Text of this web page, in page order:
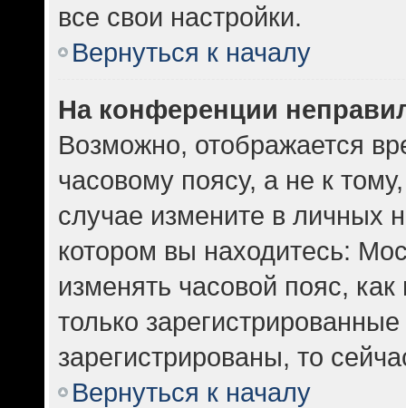
все свои настройки.
Вернуться к началу
На конференции
Возможно, отображается
часовому поясу, а не к
случае измените в личных
котором вы находитесь:
изменять часовой пояс,
только
зарегистрированы, то
Вернуться к началу